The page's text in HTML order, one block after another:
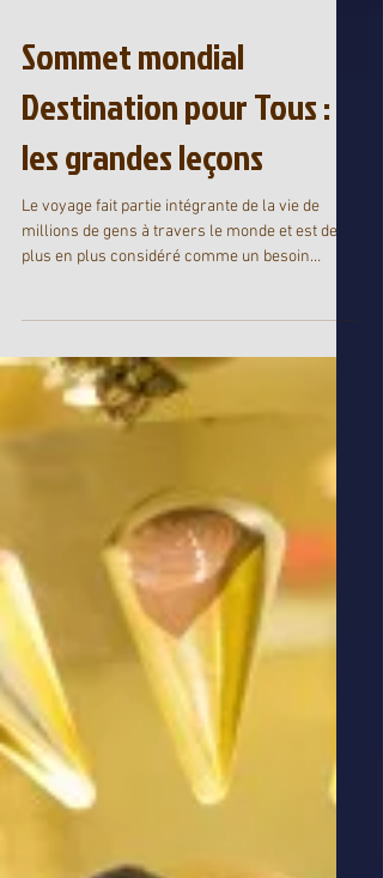
Sommet mondial
Destination pour Tous :
millions de gens à travers le monde et est de
plus en plus considéré comme un besoin
plutôt...